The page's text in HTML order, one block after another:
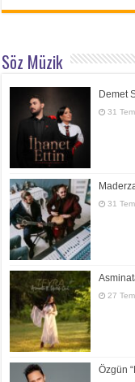
Söz Müzik
Demet
31
31
27
Özgün